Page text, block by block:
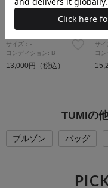
SOLDOUT
サイズ：-
コンディション: B
13,000円（税込）
サイ
コ
TUMIの
ブルゾン バッグ